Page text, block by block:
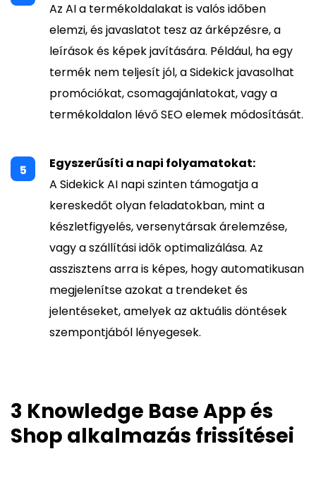
Az AI a termékoldalakat is valós időben
elemzi, és javaslatot tesz az árképzésre, a
leírások és képek javítására. Például, ha egy
termék nem teljesít jól, a Sidekick javasolhat
promóciókat, csomagajánlatokat, vagy a
termékoldalon lévő SEO elemek módosítását.
Egyszerűsíti a napi folyamatokat:
A Sidekick AI napi szinten támogatja a
kereskedőt olyan feladatokban, mint a
készletfigyelés, versenytársak árelemzése,
vagy a szállítási idők optimalizálása. Az
asszisztens arra is képes, hogy automatikusan
megjelenítse azokat a trendeket és
jelentéseket, amelyek az aktuális döntések
szempontjából lényegesek.
3 Knowledge Base App és
Shop alkalmazás frissítései